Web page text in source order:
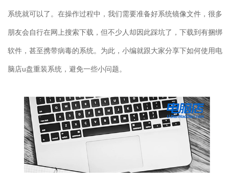
电脑问题
系统就可以了。在操作过程中，我们需要准备好系统镜像文件，很多
朋友会自行在网上搜索下载，但不少人却因此踩坑了，下载到有捆绑
软件，甚至携带病毒的系统。为此，小编就跟大家分享下如何使用电
脑店u盘重装系统，避免一些小问题。